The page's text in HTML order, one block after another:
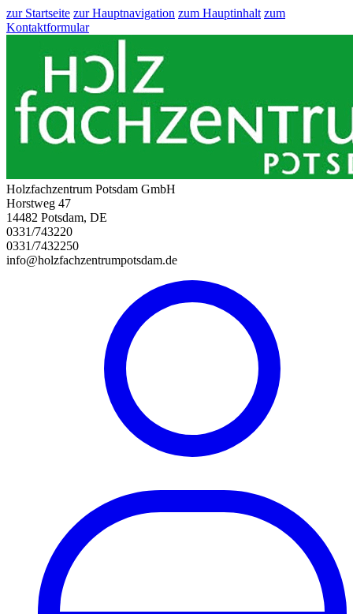
zur Startseite zur Hauptnavigation zum Hauptinhalt zum
Kontaktformular
Holzfachzentrum Potsdam GmbH
Horstweg 47
14482 Potsdam, DE
0331/743220
0331/7432250
info@holzfachzentrumpotsdam.de